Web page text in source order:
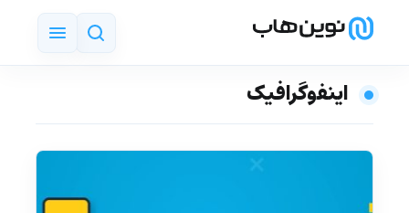
‌ اینفوگرافیک